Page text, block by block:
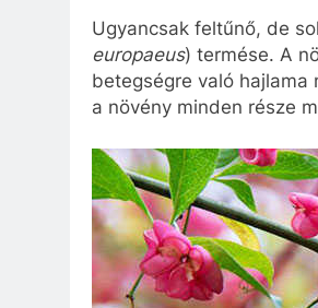
Ugyancsak feltűnő, de
europaeus) termése. A
betegségre való
a növény minden része